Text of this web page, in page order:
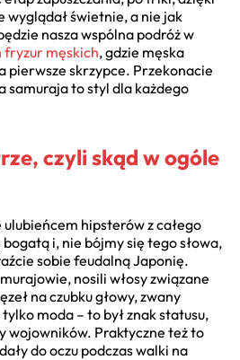
wyglądał świetnie, a nie jak
nasza wspólna podróż w
fryzur męskich, gdzie męska
pierwsze skrzypce. Przekonacie
samuraja to styl dla każdego
czyli skąd w ogóle
ulubieńcem hipsterów z całego
i, nie bójmy się tego słowa,
sobie feudalną Japonię.
nosili włosy związane
na czubku głowy, zwany
moda – to był znak statusu,
wojowników. Praktyczne też to
do oczu podczas walki na